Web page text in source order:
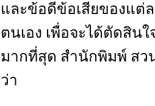
และข้อดีข้อเสียของแต่
ตนเอง เพื่อจะได้ตัดสิน
มากที่สุด สำนักพิมพ์ สว
ว่า